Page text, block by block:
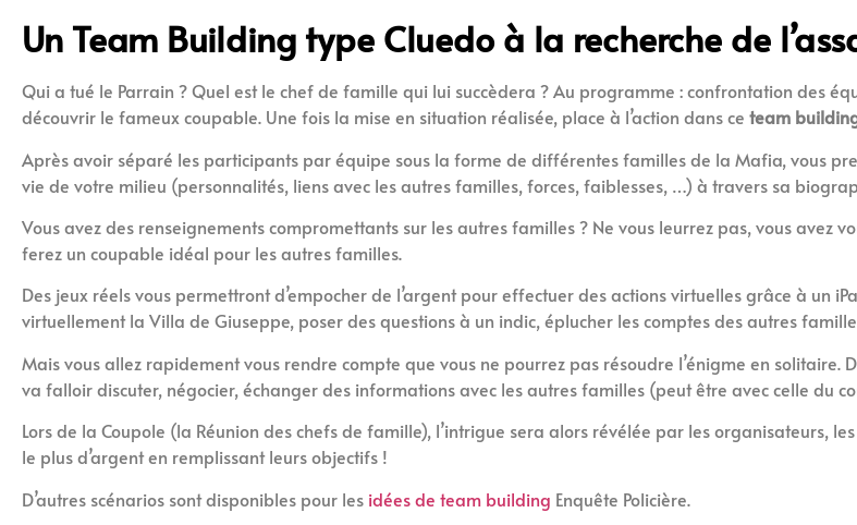
Un Team Building type Cluedo à la recherche de
Qui a tué le Parrain ? Quel est le chef de famille qui lui succèdera ? Au programme : confrontation des
découvrir le fameux coupable. Une fois la mise en situation réalisée, place à l’action dans ce team
Après avoir séparé les participants par équipe sous la forme de différentes familles de la Mafia, vous
vie de votre milieu (personnalités, liens avec les autres familles, forces, faiblesses, …) à travers sa
Vous avez des renseignements compromettants sur les autres familles ? Ne vous leurrez pas, vous avez
ferez un coupable idéal pour les autres familles.
Des jeux réels vous permettront d’empocher de l’argent pour effectuer des actions virtuelles grâce à un
virtuellement la Villa de Giuseppe, poser des questions à un indic, éplucher les comptes des autres
Mais vous allez rapidement vous rendre compte que vous ne pourrez pas résoudre l’énigme en solitaire.
va falloir discuter, négocier, échanger des informations avec les autres familles (peut être avec celle du
Lors de la Coupole (la Réunion des chefs de famille), l’intrigue sera alors révélée par les organisateurs,
le plus d’argent en remplissant leurs objectifs !
D’autres scénarios sont disponibles pour les idées de team building Enquête Policière.